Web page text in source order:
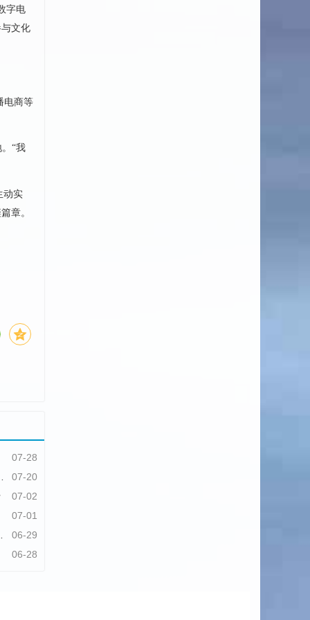
字电
文化
电商等
“我
动实
章。
07-28
07-20
07-02
07-01
06-29
06-28